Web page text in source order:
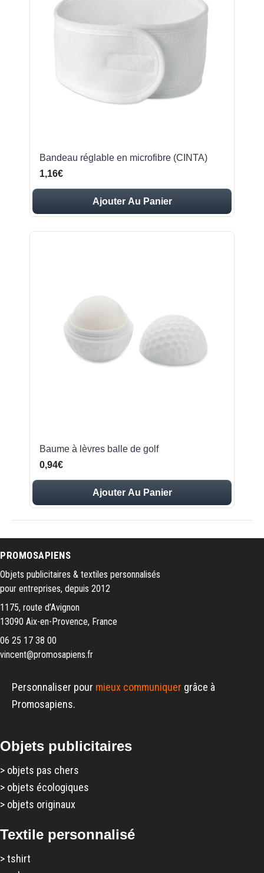
Bandeau réglable en microfibre (CINTA)
1,16€
Ajouter Au Panier
Baume à lèvres balle de golf
0,94€
Ajouter Au Panier
PROMOSAPIENS
Objets publicitaires & textiles personnalisés
pour entreprises, depuis 2012
1175, route d’Avignon
13090 Aix-en-Provence, France
06 25 17 38 00
vincent@promosapiens.fr
Personnaliser pour mieux communiquer grâce à
Promosapiens.
Objets publicitaires
> objets pas chers
> objets écologiques
> objets originaux
Textile personnalisé
>tshirt